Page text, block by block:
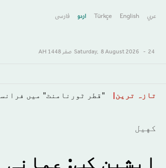
عربي English
Türkçe اردو فارسى
Saturday, 8 August 2026 - 24 صفر 1448 AH
content
تازہ ترین "قطر ٹورنامنٹ" میں فرانسیسی جوڑی
كهيل
ایشین کپ: